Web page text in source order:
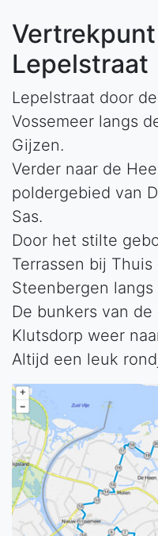
Lepelstraat
Lepelstraat door
Vossemeer langs
Gijzen.
Verder naar de
poldergebied van
Sas.
Door het stilte
Terrassen bij
Steenbergen langs
De bunkers van
Klutsdorp weer
Altijd een leuk